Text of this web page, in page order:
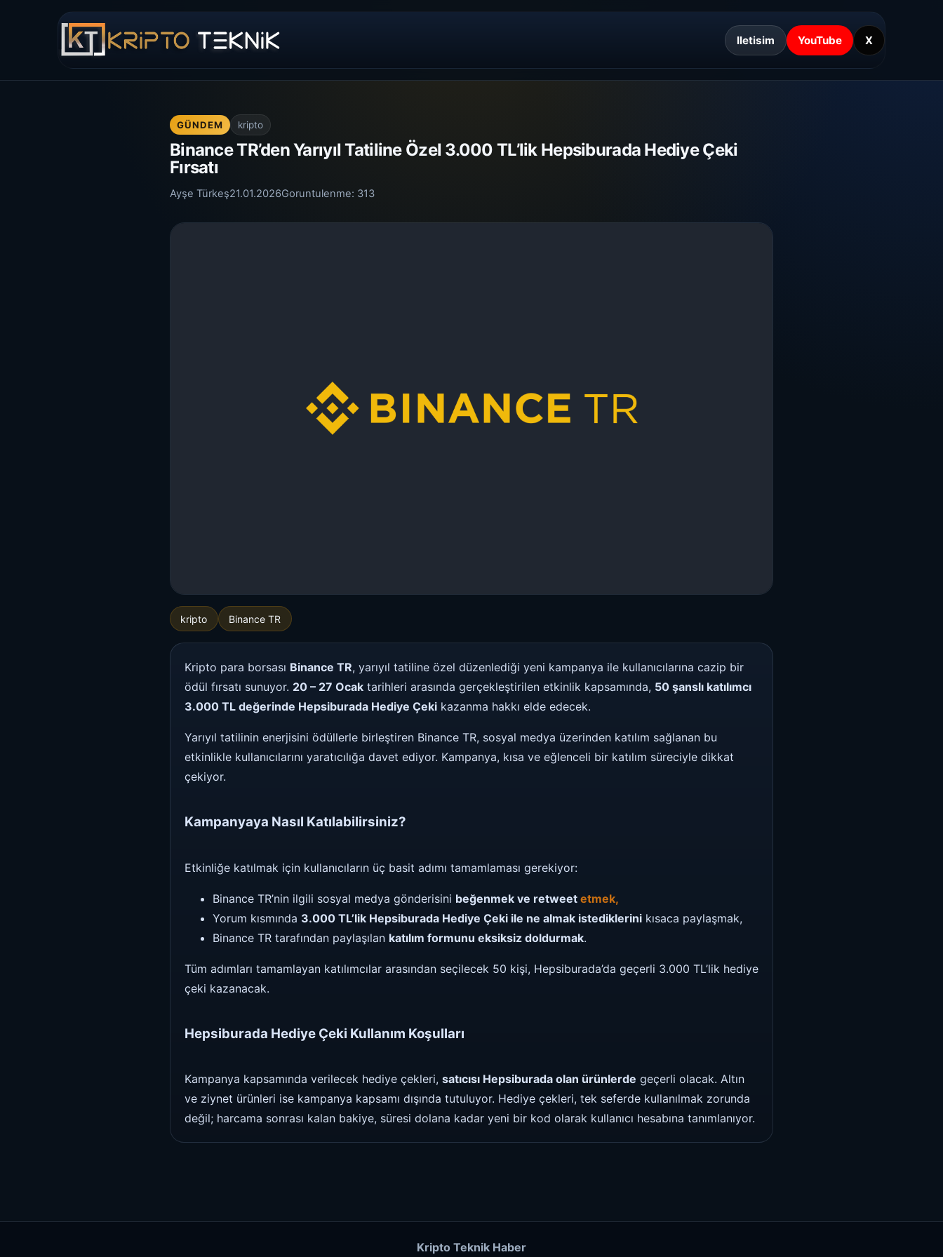
Iletisim YouTube X
GÜNDEM kripto
Binance TR’den Yarıyıl Tatiline Özel 3.000 TL’lik Hepsiburada Hediye Çeki
Fırsatı
Ayşe Türkeş21.01.2026Goruntulenme: 313
kripto Binance TR
Kripto para borsası Binance TR, yarıyıl tatiline özel düzenlediği yeni kampanya ile kullanıcılarına cazip bir
ödül fırsatı sunuyor. 20 – 27 Ocak tarihleri arasında gerçekleştirilen etkinlik kapsamında, 50 şanslı katılımcı
3.000 TL değerinde Hepsiburada Hediye Çeki kazanma hakkı elde edecek.
Yarıyıl tatilinin enerjisini ödüllerle birleştiren Binance TR, sosyal medya üzerinden katılım sağlanan bu
etkinlikle kullanıcılarını yaratıcılığa davet ediyor. Kampanya, kısa ve eğlenceli bir katılım süreciyle dikkat
çekiyor.
Kampanyaya Nasıl Katılabilirsiniz?
Etkinliğe katılmak için kullanıcıların üç basit adımı tamamlaması gerekiyor:
Binance TR’nin ilgili sosyal medya gönderisini beğenmek ve retweet etmek,
Yorum kısmında 3.000 TL’lik Hepsiburada Hediye Çeki ile ne almak istediklerini kısaca paylaşmak,
Binance TR tarafından paylaşılan katılım formunu eksiksiz doldurmak.
Tüm adımları tamamlayan katılımcılar arasından seçilecek 50 kişi, Hepsiburada’da geçerli 3.000 TL’lik hediye
çeki kazanacak.
Hepsiburada Hediye Çeki Kullanım Koşulları
Kampanya kapsamında verilecek hediye çekleri, satıcısı Hepsiburada olan ürünlerde geçerli olacak. Altın
ve ziynet ürünleri ise kampanya kapsamı dışında tutuluyor. Hediye çekleri, tek seferde kullanılmak zorunda
değil; harcama sonrası kalan bakiye, süresi dolana kadar yeni bir kod olarak kullanıcı hesabına tanımlanıyor.
Kripto Teknik Haber